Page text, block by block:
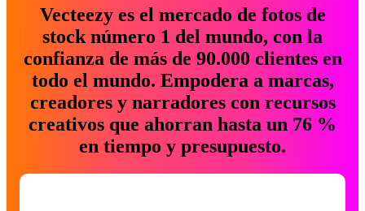
Vecteezy es el mercado de fotos de
stock número 1 del mundo, con la
confianza de más de 90.000 clientes en
todo el mundo. Empodera a marcas,
creadores y narradores con recursos
creativos que ahorran hasta un 76 %
en tiempo y presupuesto.